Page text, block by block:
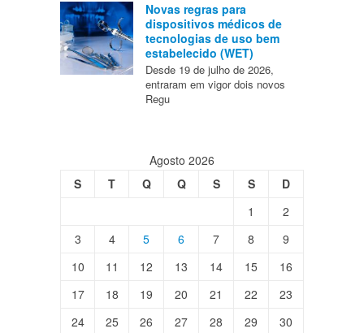
Novas regras para
dispositivos médicos de
tecnologias de uso bem
estabelecido (WET)
Desde 19 de julho de 2026,
entraram em vigor dois novos
Regu
Agosto 2026
S
T Q Q S S
D
1
2
3
4 5 6 7 8
9
10
11 12 13 14 15
16
17
18 19 20 21 22
23
24
25 26 27 28 29
30